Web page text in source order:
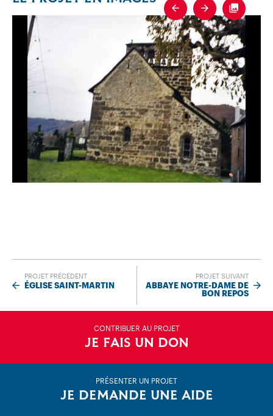
Previous
Next
PROJET PRÉCÉDENT
ÉGLISE SAINT-MARTIN
PROJET SUIVANT
ABBAYE NOTRE-DAME DE
BON REPOS
CONTRIBUER AU PROJET
JE FAIS UN DON
PRÉSENTER UN PROJET
JE DEMANDE UNE AIDE